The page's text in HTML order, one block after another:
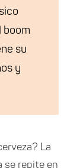
boom
su
y
La
se repite en